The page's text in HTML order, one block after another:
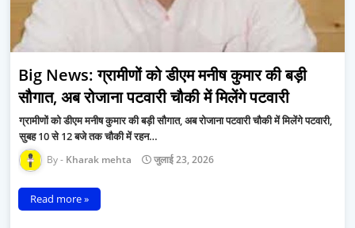
Big News: ग्रामीणों को डीएम मनीष कुमार की बड़ी
सौगात, अब रोजाना पटवारी चौकी में मिलेंगे पटवारी
ग्रामीणों को डीएम मनीष कुमार की बड़ी सौगात, अब रोजाना पटवारी चौकी में मिलेंगे पटवारी,
सुबह 10 से 12 बजे तक चौकी में रहन…
Kharak mehta जुलाई 23, 2026
Read more »